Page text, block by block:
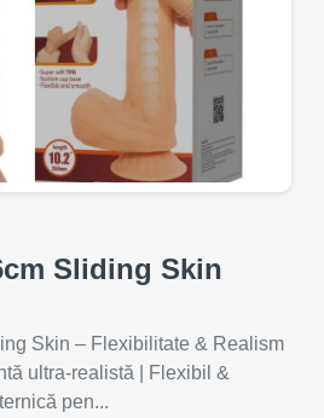
Sliding Skin
Skin – Flexibilitate & Realism
ultra-realistă | Flexibil &
pen...